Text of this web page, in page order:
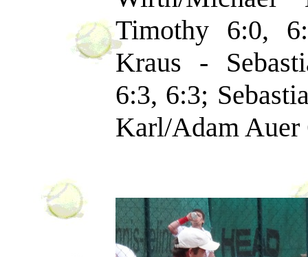
Timothy 6:0,
Kraus -
6:3, 6:3;
Karl/Adam Auer